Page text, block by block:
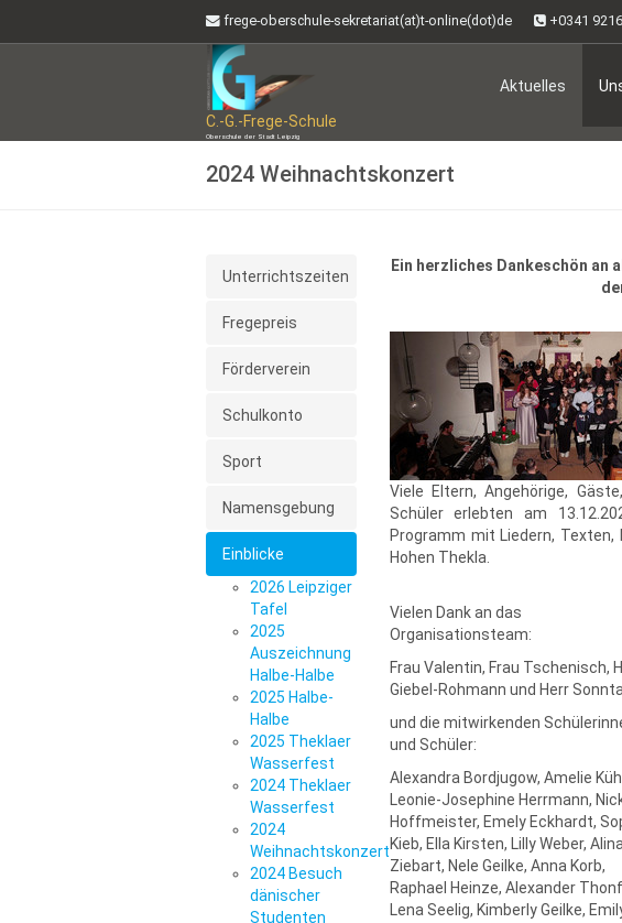
frege-oberschule-sekretariat(at)t-online(dot)de +0341
C.-G.-Frege-Schule
Oberschule der Stadt Leipzig
Aktuelles
2024 Weihnachtskonzert
Unterrichtszeiten
Fregepreis
Förderverein
Schulkonto
Sport
Namensgebung
Einblicke
2026 Leipziger
Tafel
2025
Auszeichnung
Halbe-Halbe
2025 Halbe-
Halbe
2025 Theklaer
Wasserfest
2024 Theklaer
Wasserfest
2024
Weihnachtskonzert
2024 Besuch
dänischer
Studenten
Ein herzliches Dankeschön an
Viele Eltern, Angehörige,
Schüler erlebten am
Programm mit Liedern,
Hohen Thekla.
Vielen Dank an das
Organisationsteam:
Frau Valentin, Frau Tschenisch,
Giebel-Rohmann und Herr
und die mitwirkenden
und Schüler:
Alexandra Bordjugow, Amelie
Leonie-Josephine Herrmann,
Hoffmeister, Emely Eckhardt,
Kieb, Ella Kirsten, Lilly Weber, Alina
Ziebart, Nele Geilke, Anna Korb,
Raphael Heinze, Alexander
Lena Seelig, Kimberly Geilke,